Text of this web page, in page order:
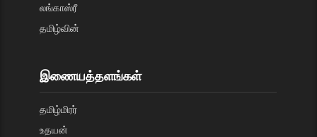
லங்காஸ்ரீ
தமிழ்வின்
இணையத்தளங்கள்
தமிழ்மிரர்
உதயன்